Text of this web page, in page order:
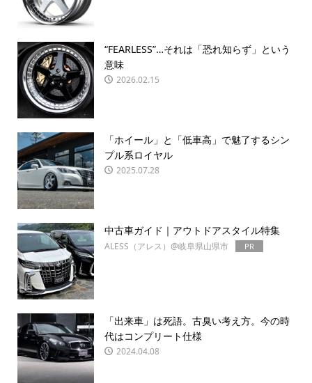
“FEARLESS”…それは「恐れ知らず」という
意味
2026.02.15
「ホイール」と「低車高」で魅了するシン
プル系ロイヤル
2025.07.28
中古車ガイド｜アウトドアスタイル特集
ALESS（アレス）@岐阜県山県市 PR
「出来車」は死語。古臭い考え方。今の時
代はコンプリート仕様
2024.04.08